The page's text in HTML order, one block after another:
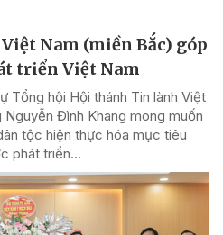
Nam (miền Bắc) góp
triển Việt Nam
Tổng hội Hội thánh Tin lành Việt
Đình Khang mong muốn
tộc hiện thực hóa mục tiêu
phát triển...